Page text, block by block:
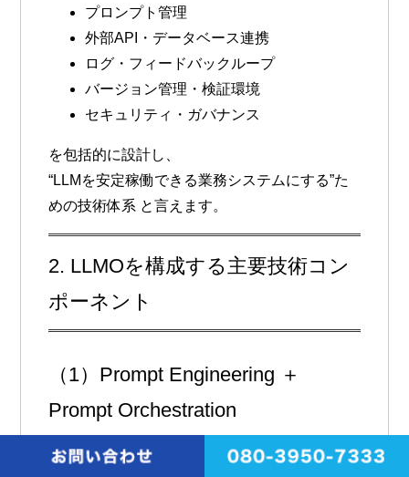
プロンプト管理
外部API・データベース連携
ログ・フィードバックループ
バージョン管理・検証環境
セキュリティ・ガバナンス
を包括的に設計し、
“LLMを安定稼働できる業務システムにする”た
めの技術体系 と言えます。
2. LLMOを構成する主要技術コン
ポーネント
（1）Prompt Engineering ＋
Prompt Orchestration
個別のプロンプト最適化だけでは足りず、以下